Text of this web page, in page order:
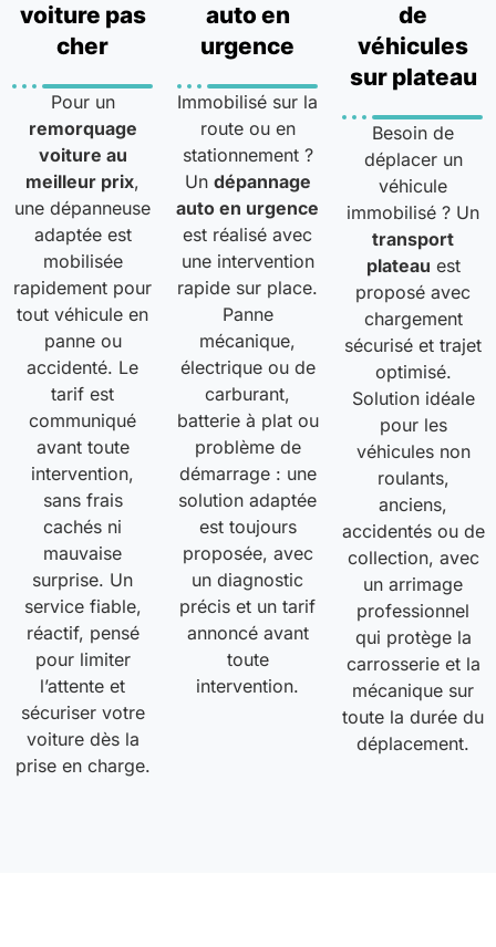
voiture pas
cher
Pour un
remorquage
voiture au
meilleur prix,
une dépanneuse
adaptée est
mobilisée
rapidement pour
tout véhicule en
panne ou
accidenté. Le
tarif est
communiqué
avant toute
intervention,
sans frais
cachés ni
mauvaise
surprise. Un
service fiable,
réactif, pensé
pour limiter
l’attente et
sécuriser votre
voiture dès la
prise en charge.
auto en
urgence
Immobilisé sur la
route ou en
stationnement ?
Un dépannage
auto en urgence
est réalisé avec
une intervention
rapide sur place.
Panne
mécanique,
électrique ou de
carburant,
batterie à plat ou
problème de
démarrage : une
solution adaptée
est toujours
proposée, avec
un diagnostic
précis et un tarif
annoncé avant
toute
intervention.
de
véhicules
sur plateau
Besoin de
déplacer un
véhicule
immobilisé ? Un
transport
plateau est
proposé avec
chargement
sécurisé et trajet
optimisé.
Solution idéale
pour les
véhicules non
roulants,
anciens,
accidentés ou de
collection, avec
un arrimage
professionnel
qui protège la
carrosserie et la
mécanique sur
toute la durée du
déplacement.